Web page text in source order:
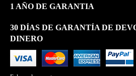
1 AÑO DE GARANTIA
30 DÍAS DE GARANTÍA DE
DINERO